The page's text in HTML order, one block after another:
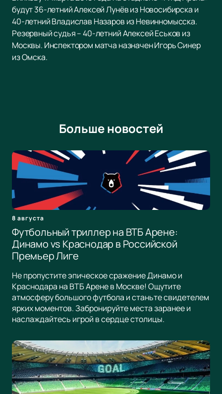
будут 36-летний Алексей Лунёв из Новосибирска и
40-летний Владислав Назаров из Невинномысска.
Резервный судья – 40-летний Алексей Еськов из
Москвы. Инспектором матча назначен Игорь Синер
из Омска.
Больше новостей
8 августа
Футбольный триллер на ВТБ Арене:
Динамо vs Краснодар в Российской
Премьер Лиге
Не пропустите эпическое сражение Динамо и
Краснодара на ВТБ Арене в Москве! Ощутите
атмосферу большого футбола и станьте свидетелем
ярких моментов. Забронируйте места заранее и
наслаждайтесь игрой в сердце столицы.